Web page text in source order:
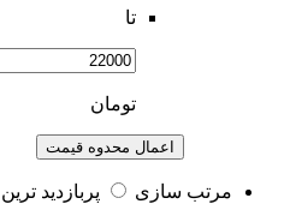
تا
تومان
اعمال محدوه قیمت
مرتب سازی پربازديد ترين